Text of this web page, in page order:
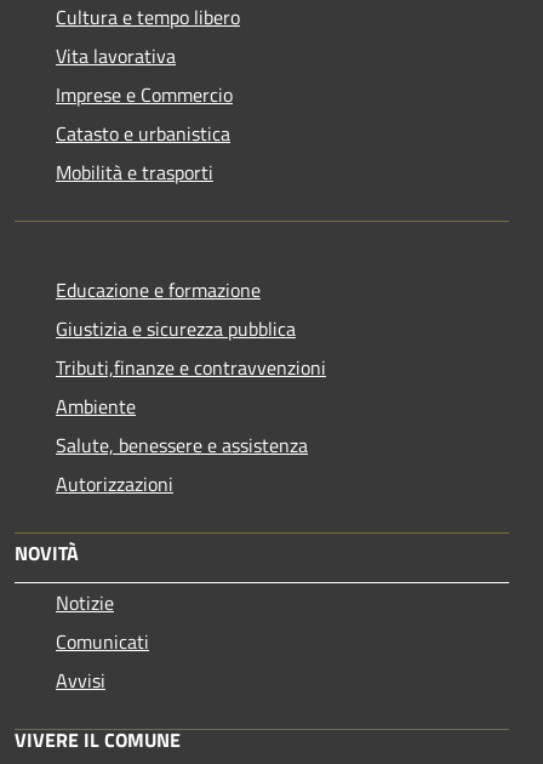
Cultura e tempo libero
Vita lavorativa
Imprese e Commercio
Catasto e urbanistica
Mobilità e trasporti
Educazione e formazione
Giustizia e sicurezza pubblica
Tributi,finanze e contravvenzioni
Ambiente
Salute, benessere e assistenza
Autorizzazioni
NOVITÀ
Notizie
Comunicati
Avvisi
VIVERE IL COMUNE